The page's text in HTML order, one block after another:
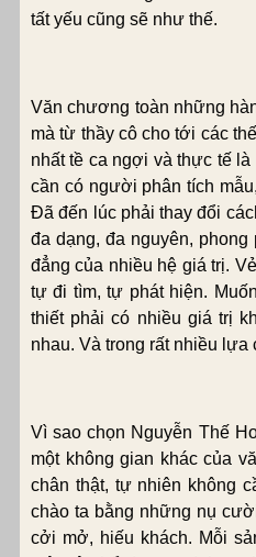
tất yếu cũng sẽ như thế.
Văn chương toàn những
mà từ thầy cô cho tới các
nhất tề ca ngợi và thực tế
cần có người phân tích
Đã đến lúc phải thay đổi
đa dạng, đa nguyên,
đẳng của nhiều hệ giá trị.
tự đi tìm, tự phát hiện.
thiết phải có nhiều giá trị
nhau. Và trong rất nhiều lựa
Vì sao chọn Nguyễn Thế
một không gian khác của
chân thật, tự nhiên không
chào ta bằng những nụ
cởi mở, hiếu khách. Mỗi